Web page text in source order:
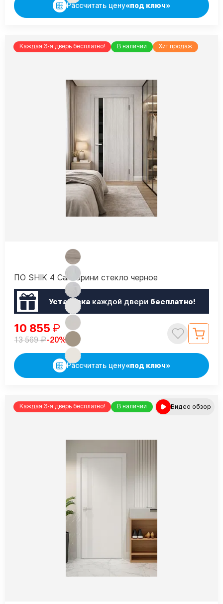
Рассчитать цену«под ключ»
Каждая 3-я дверь бесплатно! В наличии Хит продаж
ПО SHIK 4 Санторини стекло черное
Установкакаждой двери бесплатно!
10 855 ₽
13 569₽-20%
Рассчитать цену«под ключ»
Каждая 3-я дверь бесплатно! В наличии Видео обзор